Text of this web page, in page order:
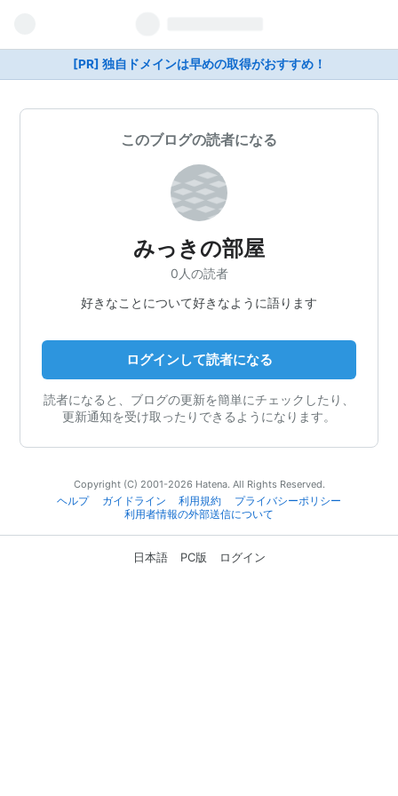
[PR] 独自ドメインは早めの取得がおすすめ！
このブログの読者になる
みっきの部屋
0人の読者
好きなことについて好きなように語ります
ログインして読者になる
読者になると、ブログの更新を簡単にチェックしたり、
更新通知を受け取ったりできるようになります。
Copyright (C) 2001-2026 Hatena. All Rights Reserved.
ヘルプ
ガイドライン 利用規約
プライバシーポリシー
利用者情報の外部送信について
日本語 PC版 ログイン